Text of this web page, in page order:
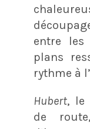
entre les
plans
rythme à
Hubert, le
de